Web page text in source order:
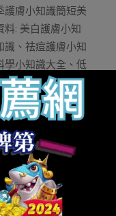
護膚小知識簡短美
料: 美白護膚小知
識、祛痘護膚小知
學小知識大全、低
短的婦科小知識